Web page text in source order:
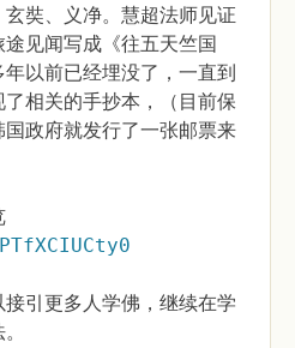
奘、义净。慧超法师见证
见闻写成《往五天竺国
以前已经埋没了，一直到
相关的手抄本，（目前保
政府就发行了一张邮票来
引更多人学佛，继续在学